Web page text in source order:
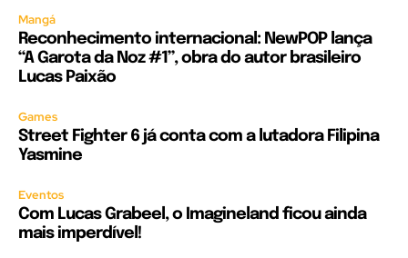
Mangá
Reconhecimento internacional: NewPOP lança
“A Garota da Noz #1”, obra do autor brasileiro
Lucas Paixão
Games
Street Fighter 6 já conta com a lutadora Filipina
Yasmine
Eventos
Com Lucas Grabeel, o Imagineland ficou ainda
mais imperdível!